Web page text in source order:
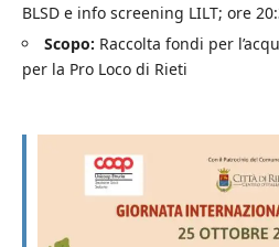
BLSD e info screening LILT; ore
Scopo: Raccolta fondi per
per la Pro Loco di Rieti